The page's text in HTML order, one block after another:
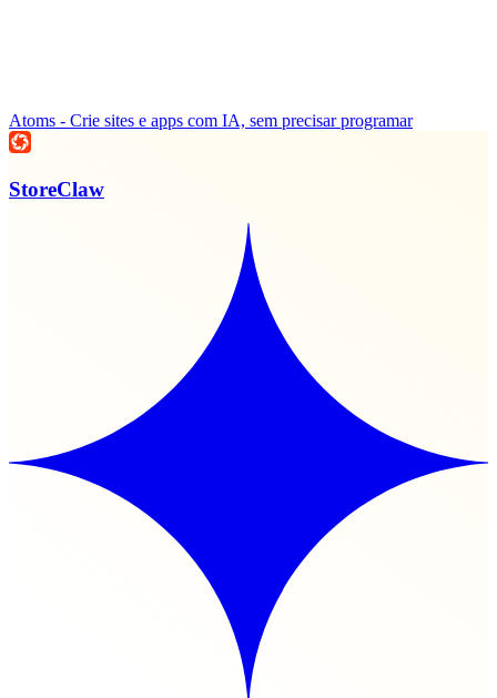
Atoms - Crie sites e apps com IA, sem precisar programar
StoreClaw